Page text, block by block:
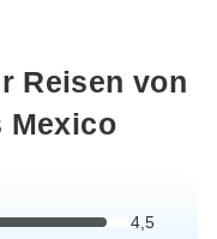
Reisen von
Mexico
4,5